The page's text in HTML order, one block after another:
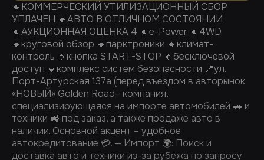
🔸КОММЕРЧЕСКИЙ УТИЛИЗАЦИОННЫЙ СБОР
УПЛАЧЕН 🔸АВТО В ОТЛИЧНОМ СОСТОЯНИИ
🔸АУКЦИОННАЯ ОЦЕНКА 4 🔸e-Power 🔸4WD
🔸круговой обзор 🔸парктроники 🔸климат-
контроль 🔸кнопка START-STOP 🔸бесключевой
доступ 🔸комплекс систем безопасности 📍ул.
Порт-Артурская 137а (перед въездом в авторынок
«НОВЫЙ» Golden Road– компания,
специализирующаяся на импорте автомобилей 🚗 и
техники 🚜 под заказ, а также продаже авто в
наличии. Основной акцент – удобное
автокредитование 💳. — Импорт 🌍: Поиск и
доставка авто и техники из-за рубежа по запросу